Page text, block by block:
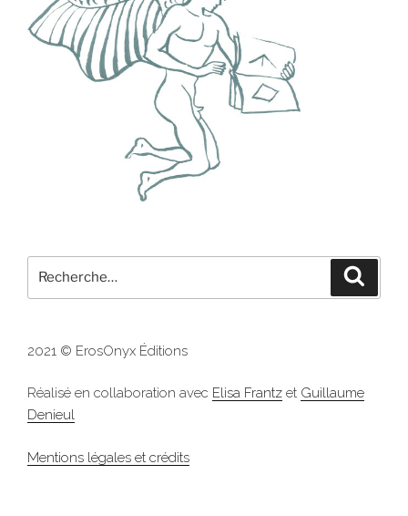
pour
2021 © ErosOnyx Éditions
Réalisé en collaboration avec Elisa Frantz et Guillaume
Denieul
Mentions légales et crédits